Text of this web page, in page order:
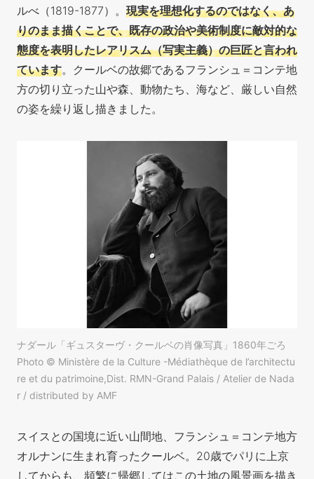
ルべ（1819-1877）。 現実を理想化するのではなく、あ
りのまま描くことで、既存の政治や美術制度に敵対的な
態度を表明したレアリスム（写実主義）の巨匠と言われ
ています。クールベの故郷であるフランシュ＝コンテ地
方の切り立った山や森、動物たち、海など、厳しい自然
の姿を繰り返し描きました。
ナダール「ギュスターヴ・クールベの肖像写真」1860年ごろ
Photo © Ministère de la Culture -Médiathèque de l’architectu
re et du patrimoine,Dist. RMN-Grand Palais / Atelier de Nada
r / distributed by AMF
スイスとの国境に近い山間地、フランシュ＝コンテ地方
オルナンに生まれ育ったクールベ。20歳でパリに上京
してからも、頻繁に帰郷してはこの土地の風景画を描き